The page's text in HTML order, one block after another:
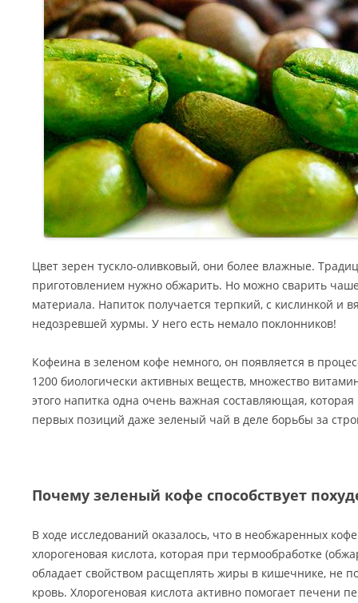
Цвет зерен тускло-оливковый, они более влажные.
приготовлением нужно обжарить. Но можно сварить
материала. Напиток получается терпкий, с кислинкой и
недозревшей хурмы. У него есть немало поклонников!
Кофеина в зеленом кофе немного, он появляется в
1200 биологически активных веществ, множество
этого напитка одна очень важная составляющая, которая
первых позиций даже зеленый чай в деле борьбы за
Почему зеленый кофе способствует
В ходе исследований оказалось, что в необжаренных
хлорогеновая кислота, которая при термообработке
обладает свойством расщеплять жиры в кишечнике, не
кровь. Хлорогеновая кислота активно помогает печени